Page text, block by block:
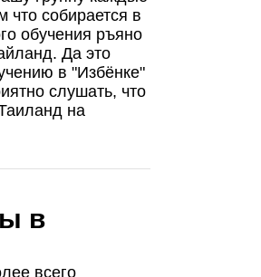
что собирается в
обучения ръяно
Да это
в "Избёнке"
слушать, что
на
в
всего